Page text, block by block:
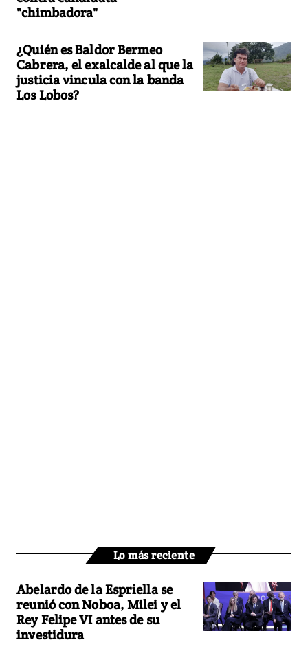
"chimbadora"
¿Quién es Baldor Bermeo
Cabrera, el exalcalde al que la
justicia vincula con la banda
Los Lobos?
Lo más reciente
Abelardo de la Espriella se
reunió con Noboa, Milei y el
Rey Felipe VI antes de su
investidura